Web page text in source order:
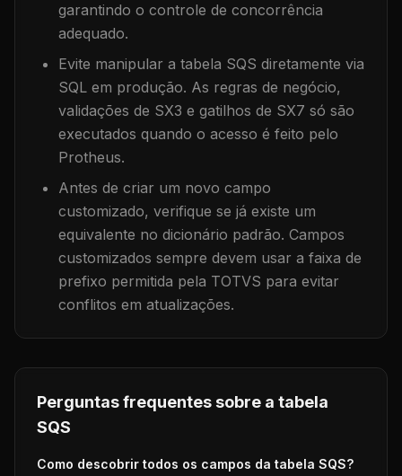
garantindo o controle de concorrência
adequado.
Evite manipular a tabela SQS diretamente via
SQL em produção. As regras de negócio,
validações de SX3 e gatilhos de SX7 só são
executados quando o acesso é feito pelo
Protheus.
Antes de criar um novo campo
customizado, verifique se já existe um
equivalente no dicionário padrão. Campos
customizados sempre devem usar a faixa de
prefixo permitida pela TOTVS para evitar
conflitos em atualizações.
Perguntas frequentes sobre a tabela
SQS
Como descobrir todos os campos da tabela SQS?